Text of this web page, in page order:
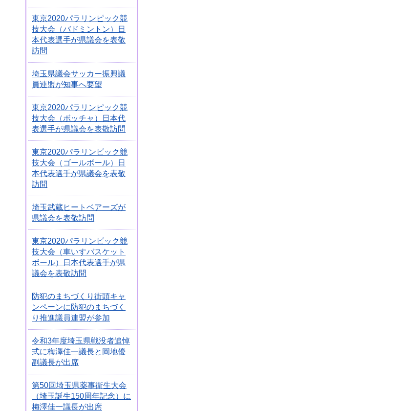
東京2020パラリンピック競
技大会（バドミントン）日
本代表選手が県議会を表敬
訪問
埼玉県議会サッカー振興議
員連盟が知事へ要望
東京2020パラリンピック競
技大会（ボッチャ）日本代
表選手が県議会を表敬訪問
東京2020パラリンピック競
技大会（ゴールボール）日
本代表選手が県議会を表敬
訪問
埼玉武蔵ヒートベアーズが
県議会を表敬訪問
東京2020パラリンピック競
技大会（車いすバスケット
ボール）日本代表選手が県
議会を表敬訪問
防犯のまちづくり街頭キャ
ンペーンに防犯のまちづく
り推進議員連盟が参加
令和3年度埼玉県戦没者追悼
式に梅澤佳一議長と岡地優
副議長が出席
第50回埼玉県薬事衛生大会
（埼玉誕生150周年記念）に
梅澤佳一議長が出席